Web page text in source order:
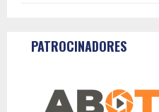
PATROCINADORES